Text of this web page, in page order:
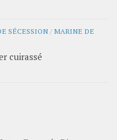
SÉCESSION / MARINE DE
cuirassé